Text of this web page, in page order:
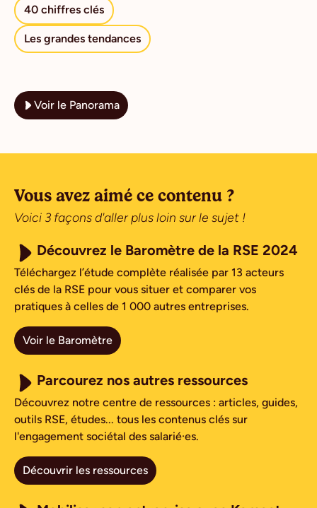
40 chiffres clés
Les grandes tendances
Voir le Panorama
Vous avez aimé ce contenu ?
Voici 3 façons d'aller plus loin sur le sujet !
Découvrez le Baromètre de la RSE 2024
Téléchargez l’étude complète réalisée par 13 acteurs
clés de la RSE pour vous situer et comparer vos
pratiques à celles de 1 000 autres entreprises.
Voir le Baromètre
Parcourez nos autres ressources
Découvrez notre centre de ressources : articles, guides,
outils RSE, études... tous les contenus clés sur
l'engagement sociétal des salarié·es.
Découvrir les ressources